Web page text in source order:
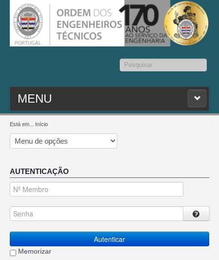
Pesquisar...
MENU
PESQ. MEMBROS
ESTATUTO
CONTACTOS
SEDAP
Está em... Início
AUTENTICAÇÃO
Autenticar
Memorizar